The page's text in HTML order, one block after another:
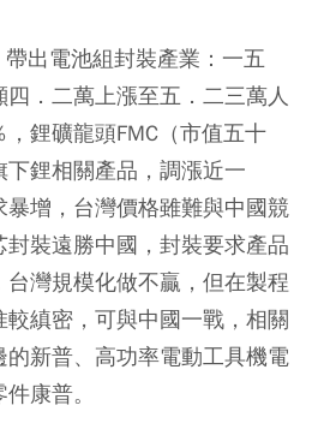
出電池組封裝產業：一五
．二萬上漲至五．二三萬人
鋰礦龍頭FMC（市值五十
鋰相關產品，調漲近一
增，台灣價格雖難與中國競
裝遠勝中國，封裝要求產品
台灣規模化做不贏，但在製程
縝密，可與中國一戰，相關
新普、高功率電動工具機電
康普。